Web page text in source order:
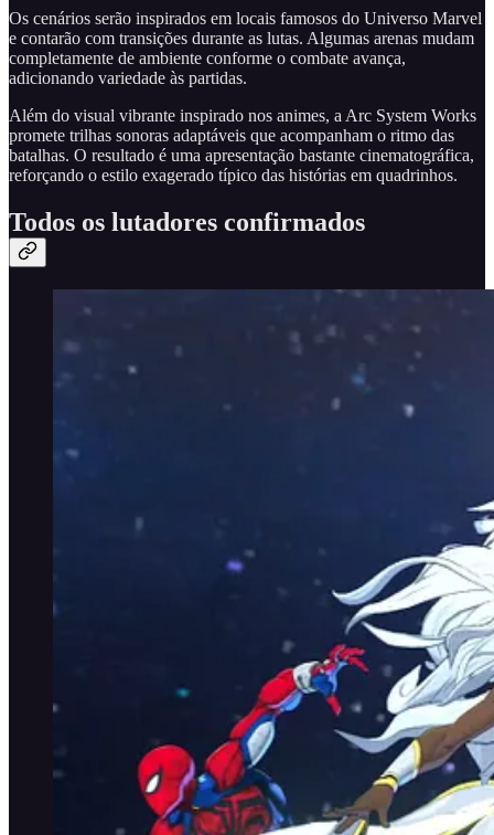
Os cenários serão inspirados em locais famosos do Universo Marvel
e contarão com transições durante as lutas. Algumas arenas mudam
completamente de ambiente conforme o combate avança,
adicionando variedade às partidas.
Além do visual vibrante inspirado nos animes, a Arc System Works
promete trilhas sonoras adaptáveis que acompanham o ritmo das
batalhas. O resultado é uma apresentação bastante cinematográfica,
reforçando o estilo exagerado típico das histórias em quadrinhos.
Todos os lutadores confirmados